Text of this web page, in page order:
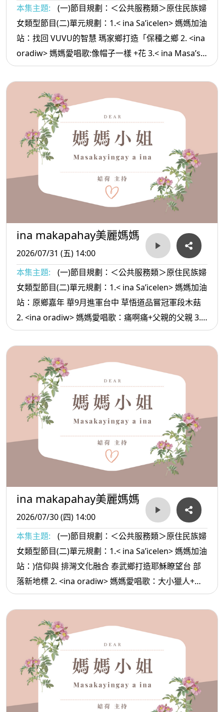
本集主題:
(一)節目規劃：＜公共服務類＞原住民族婦
女類型節目(二)單元規劃：1.< ina Sa’icelen> 媽媽加油
站：找回 VUVU的智慧 瑪家鄉打造「保種之鄉 2. <ina
oradiw> 媽媽愛唱歌:像帽子一樣 +花 3.< ina Masa’sa
>媽媽放輕鬆:別委屈 自己
ina makapahay美麗媽媽
2026/07/31 (五) 14:00
本集主題:
(一)節目規劃：＜公共服務類＞原住民族婦
女類型節目(二)單元規劃：1.< ina Sa’icelen> 媽媽加油
站：原鄉嘉年 華9月進軍台中 草悟道品嘗冠軍段木菇
2. <ina oradiw> 媽媽愛唱歌：痛啊痛+父親的父親 3.<
ina Masa’sa >媽媽放輕鬆:一生都還不完的人情
ina makapahay美麗媽媽
2026/07/30 (四) 14:00
本集主題:
(一)節目規劃：＜公共服務類＞原住民族婦
女類型節目(二)單元規劃：1.< ina Sa’icelen> 媽媽加油
站：)信仰與 排灣文化融合 泰武鄉打造耶穌瞭望台 部
落新地標 2. <ina oradiw> 媽媽愛唱歌：大小獵人+大
樹 3.< ina Masa’sa >媽媽放輕鬆:朋友要慎選